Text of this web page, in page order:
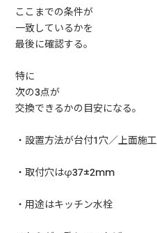
ここまでの条件が
一致しているかを
最後に確認する。
特に
次の3点が
交換できるかの目安になる。
・設置方法が台付1穴／上面施工
・取付穴はφ37±2mm
・用途はキッチン水栓